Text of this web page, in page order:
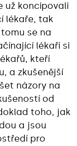
už koncipovali
lékaře, tak
se na
lékaři si
kteří
a zkušenější
názory na
od
toho, jak
a jsou
pro